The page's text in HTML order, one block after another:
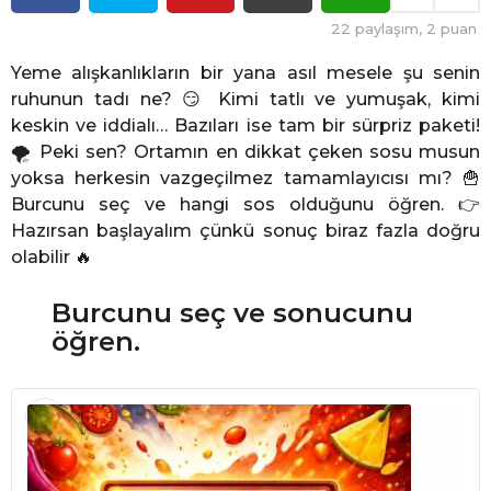
c
e
22 paylaşım, 2 puan
Yeme alışkanlıkların bir yana asıl mesele şu senin
ruhunun tadı ne? 😏 Kimi tatlı ve yumuşak, kimi
keskin ve iddialı… Bazıları ise tam bir sürpriz paketi!
🌪️ Peki sen? Ortamın en dikkat çeken sosu musun
yoksa herkesin vazgeçilmez tamamlayıcısı mı? 🍟
Burcunu seç ve hangi sos olduğunu öğren. 👉
Hazırsan başlayalım çünkü sonuç biraz fazla doğru
olabilir 🔥
Burcunu seç ve sonucunu
öğren.